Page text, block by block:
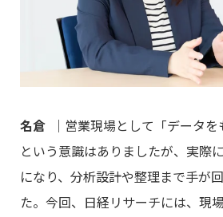
名倉
｜営業現場として「データを
という意識はありましたが、実際
になり、分析設計や整理まで手が
た。今回、日経リサーチには、現